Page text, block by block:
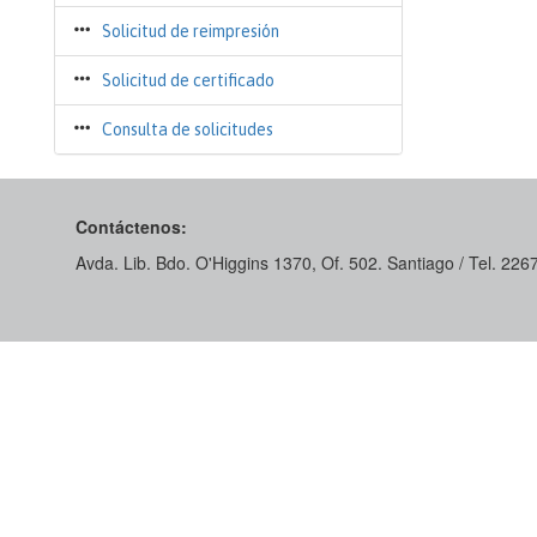
Solicitud de reimpresión
Solicitud de certificado
Consulta de solicitudes
Contáctenos:
Avda. Lib. Bdo. O'Higgins 1370, Of. 502. Santiago / Tel.